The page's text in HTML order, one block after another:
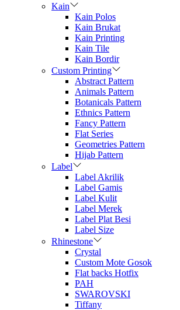
Kain
Kain Polos
Kain Brukat
Kain Printing
Kain Tile
Kain Bordir
Custom Printing
Abstract Pattern
Animals Pattern
Botanicals Pattern
Ethnics Pattern
Fancy Pattern
Flat Series
Geometries Pattern
Hijab Pattern
Label
Label Akrilik
Label Gamis
Label Kulit
Label Merek
Label Plat Besi
Label Size
Rhinestone
Crystal
Custom Mote Gosok
Flat backs Hotfix
PAH
SWAROVSKI
Tiffany